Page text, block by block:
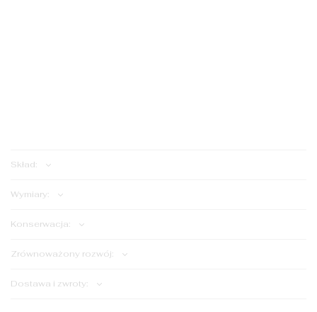
Skład:
Wymiary:
Konserwacja:
Zrównoważony rozwój:
Dostawa i zwroty: